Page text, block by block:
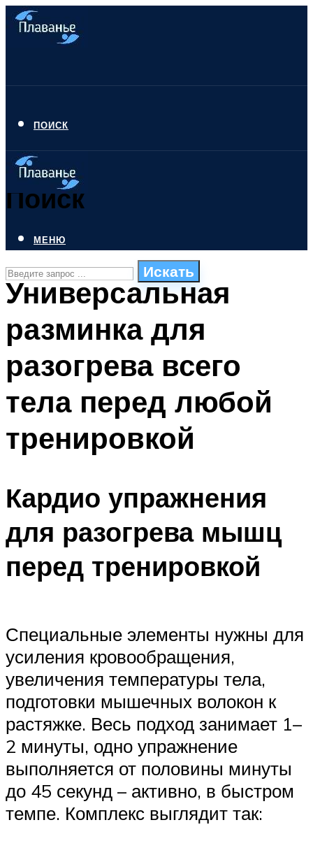
ПОИСК
Поиск
Искать
СТИЛИ ПЛАВАНЬЯ
ПЛАВАНЬЕ ДЛЯ ДЕТЕЙ
БАССЕЙН ДЛЯ ДОМА
МЕНЮ
МЕНЮ
Универсальная
разминка для
разогрева всего
тела перед любой
тренировкой
Кардио упражнения
для разогрева мышц
перед тренировкой
Специальные элементы нужны для
усиления кровообращения,
увеличения температуры тела,
подготовки мышечных волокон к
растяжке. Весь подход занимает 1–
2 минуты, одно упражнение
выполняется от половины минуты
до 45 секунд – активно, в быстром
темпе. Комплекс выглядит так: